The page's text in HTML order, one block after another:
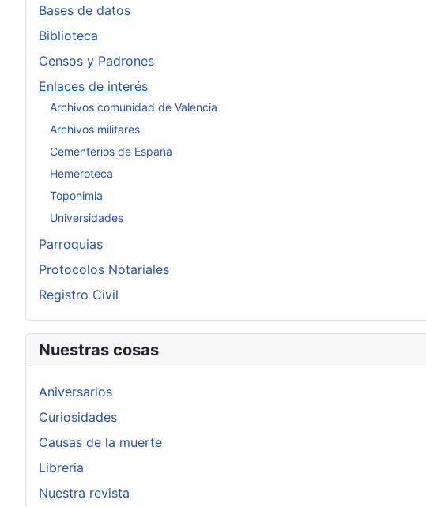
Bases de datos
Biblioteca
Censos y Padrones
Enlaces de interés
Archivos comunidad de Valencia
Archivos militares
Cementerios de España
Hemeroteca
Toponimia
Universidades
Parroquias
Protocolos Notariales
Registro Civil
Nuestras cosas
Aniversarios
Curiosidades
Causas de la muerte
Libreria
Nuestra revista